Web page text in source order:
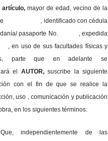
artículo,mayor de edad, vecino de la
de , identificado con cédula
pasaporte No. , expedida
uso de sus facultades físicas y
parte que en adelante se
el
AUTOR,suscribe la siguiente
con el fin de que se realice la
uso , comunicación y publicación
en los siguientes términos:
Que, independientemente de las